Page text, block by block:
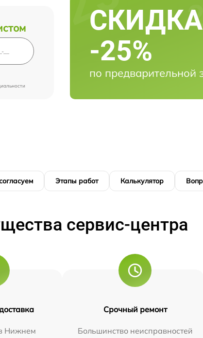
СКИДКА
-25%
по предварительной
Этапы работ Калькулятор
сервис-центра
Нижнем
Срочный ремонт
Большинство неисправностей